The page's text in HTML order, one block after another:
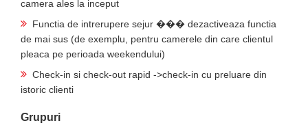
camera ales la inceput
Functia de intrerupere sejur ��� dezactiveaza functia
de mai sus (de exemplu, pentru camerele din care clientul
pleaca pe perioada weekendului)
Check-in si check-out rapid ->check-in cu preluare din
istoric clienti
Grupuri